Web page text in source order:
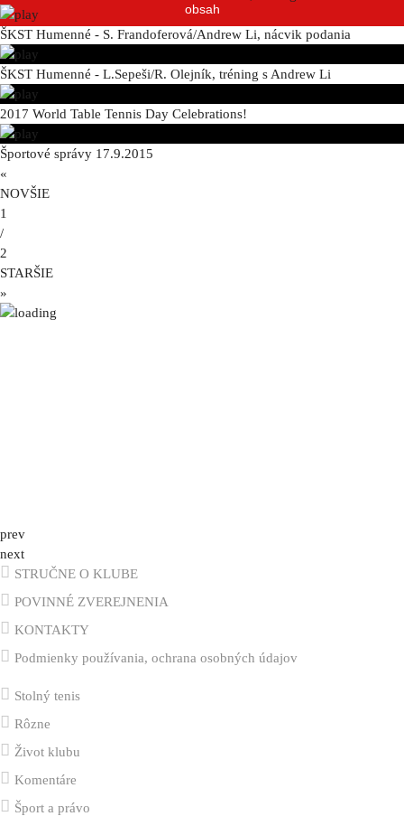
obsah
ŠKST Humenné - S. Frandoferová/Andrew Li, nácvik podania
ŠKST Humenné - L.Sepeši/R. Olejník, tréning s Andrew Li
2017 World Table Tennis Day Celebrations!
Športové správy 17.9.2015
«
NOVŠIE
1
/
2
STARŠIE
»
prev
next
STRUČNE O KLUBE
POVINNÉ ZVEREJNENIA
KONTAKTY
Podmienky používania, ochrana osobných údajov
Stolný tenis
Rôzne
Život klubu
Komentáre
Šport a právo